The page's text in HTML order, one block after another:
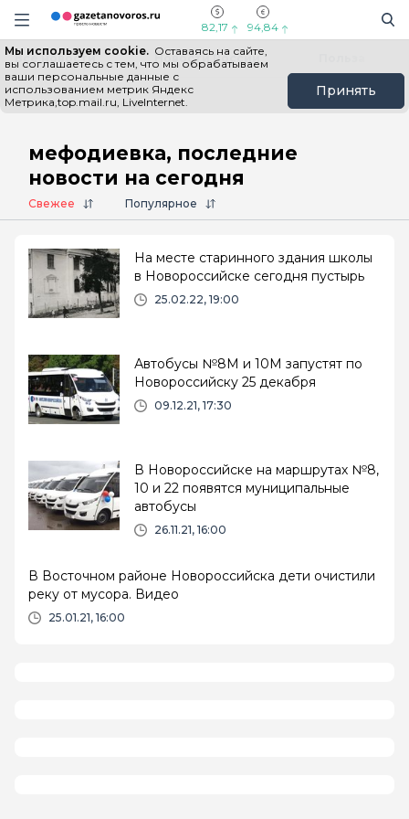
Информационный портал "ГазетаНоворос.ру"
Навигация сайта
82,17 94,84
Мы используем cookie. Оставаясь на сайте,
вы соглашаетесь с тем, что мы обрабатываем
ваши персональные данные с
использованием метрик Яндекс
Метрика,top.mail.ru, LiveInternet.
Принять
Все новости Новости России
Главная # мефодиевка
мефодиевка, последние
новости на сегодня
Свежее Популярное
На месте старинного здания школы
в Новороссийске сегодня пустырь
25.02.22, 19:00
Автобусы №8М и 10М запустят по
Новороссийску 25 декабря
09.12.21, 17:30
В Новороссийске на маршрутах №8,
10 и 22 появятся муниципальные
автобусы
26.11.21, 16:00
В Восточном районе Новороссийска дети очистили
реку от мусора. Видео
25.01.21, 16:00